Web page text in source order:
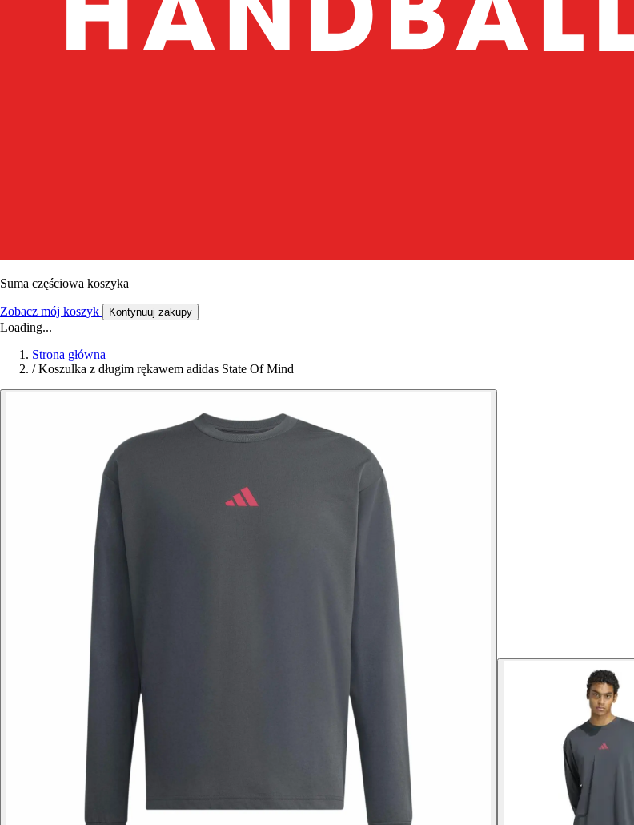
Suma częściowa koszyka
Zobacz mój koszyk Kontynuuj zakupy
Loading...
Strona główna
/ Koszulka z długim rękawem adidas State Of Mind